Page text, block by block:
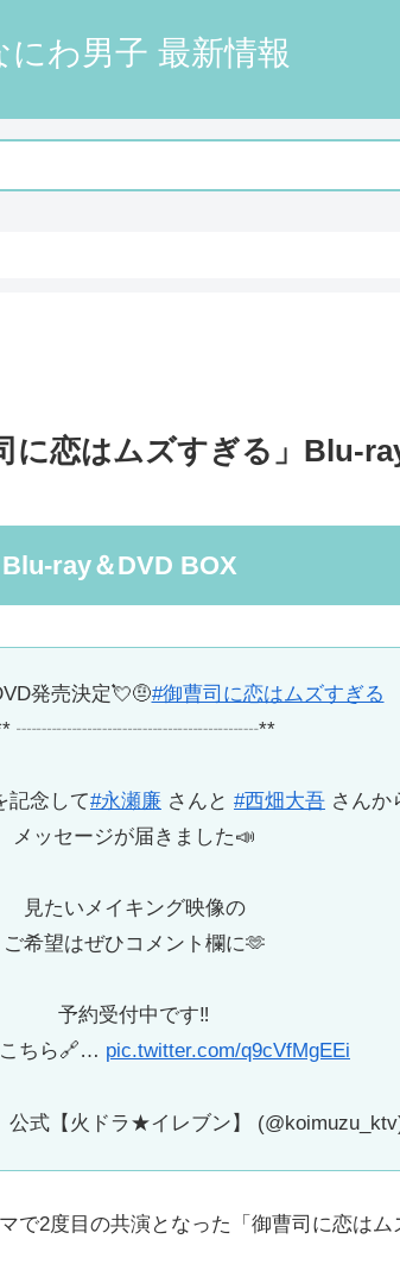
にわ男子 最新情報
に恋はムズすぎる」Blu-
ray＆DVD BOX
発売決定💘🤨#御曹司に恋はムズすぎる
┈┈┈┈┈┈┈┈┈┈┈┈**
記念して#永瀬廉 さんと #西畑大吾 さんか
メッセージが届きました📣
見たいメイキング映像の
ご希望はぜひコメント欄に🫶
予約受付中です‼︎
ちら🔗… pic.twitter.com/q9cVfMgEEi
公式【火ドラ★イレブン】
で2度目の共演となった「御曹司に恋は